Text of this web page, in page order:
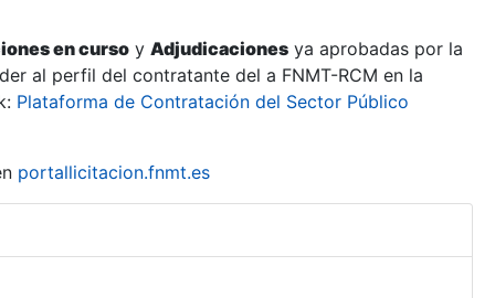
en curso y Adjudicaciones ya aprobadas por la
al perfil del contratante del a FNMT-RCM en la
Plataforma de Contratación del Sector Público
portallicitacion.fnmt.es